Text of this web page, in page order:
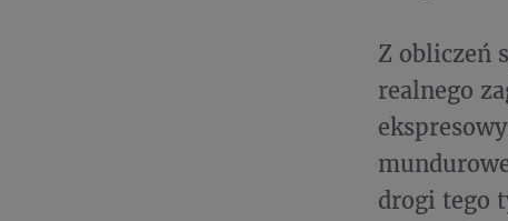
Z obliczeń
realnego
drogi tego